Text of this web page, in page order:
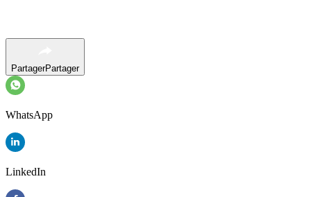
PartagerPartager
WhatsApp
LinkedIn